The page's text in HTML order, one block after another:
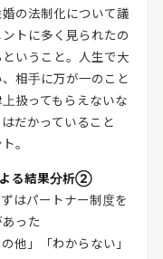
の法制化について議
トに多く見られたの
いうこと。人生で大
相手に万が一のこと
扱ってもらえないな
だかっていること
。
よる結果分析②
はパートナー制度を
った
他」「わからない」